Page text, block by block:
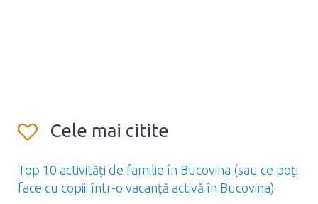
Cele mai citite
Top 10 activități de familie în Bucovina (sau ce poți
face cu copiii într-o vacanță activă în Bucovina)